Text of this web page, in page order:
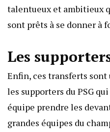
talentueux et ambitieux
sont prêts à se donner à
Les
Enfin, ces transferts
les supporters du PSG
équipe prendre les
grandes équipes du